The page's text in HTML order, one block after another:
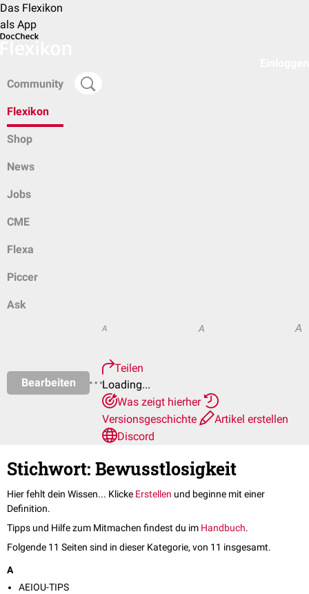
Das Flexikon
als App
Community
Flexikon
Shop
News
Jobs
CME
Flexa
Piccer
Ask
Bearbeiten
A A A
Teilen
Loading...
Was zeigt hierher
Versionsgeschichte
Artikel erstellen
Discord
Stichwort: Bewusstlosigkeit
Hier fehlt dein Wissen... Klicke Erstellen und beginne mit einer
Definition.
Tipps und Hilfe zum Mitmachen findest du im Handbuch.
Folgende 11 Seiten sind in dieser Kategorie, von 11 insgesamt.
A
AEIOU-TIPS